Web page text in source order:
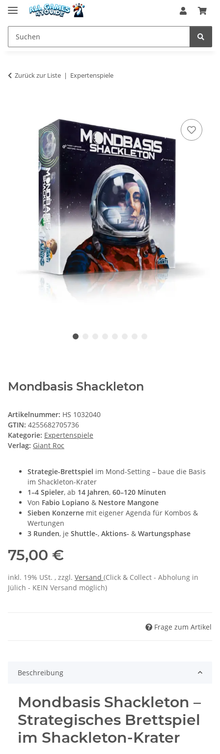
Zurück zur Liste Expertenspiele
Mondbasis Shackleton
Artikelnummer: HS 1032040
GTIN: 4255682705736
Kategorie: Expertenspiele
Verlag: Giant Roc
Strategie-Brettspiel im Mond-Setting – baue die Basis
im Shackleton-Krater
1–4 Spieler, ab 14 Jahren, 60–120 Minuten
Von Fabio Lopiano & Nestore Mangone
Sieben Konzerne mit eigener Agenda für Kombos &
Wertungen
3 Runden, je Shuttle-, Aktions- & Wartungsphase
75,00 €
inkl. 19% USt. , zzgl. Versand (Click & Collect - Abholung in
Jülich - KEIN Versand möglich)
Frage zum Artikel
Beschreibung
Mondbasis Shackleton –
Strategisches Brettspiel
im Shackleton-Krater